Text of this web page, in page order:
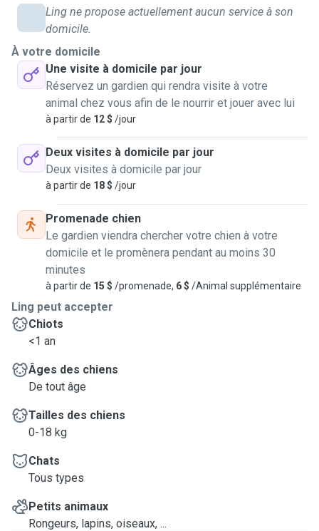
Ling ne propose actuellement aucun service à son
domicile.
À votre domicile
Une visite à domicile par jour
Réservez un gardien qui rendra visite à votre
animal chez vous afin de le nourrir et jouer avec lui
à partir de 12 $ /jour
Deux visites à domicile par jour
Deux visites à domicile par jour
à partir de 18 $ /jour
Promenade chien
Le gardien viendra chercher votre chien à votre
domicile et le promènera pendant au moins 30
minutes
à partir de 15 $ /promenade, 6 $ /Animal supplémentaire
Ling peut accepter
Chiots
<1 an
Âges des chiens
De tout âge
Tailles des chiens
0-18 kg
Chats
Tous types
Petits animaux
Rongeurs, lapins, oiseaux, ...